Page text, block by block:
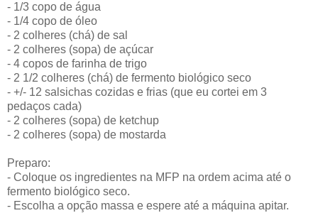
- 1/3 copo de água
- 1/4 copo de óleo
- 2 colheres (chá) de sal
- 2 colheres (sopa) de açúcar
- 4 copos de farinha de trigo
- 2 1/2 colheres (chá) de fermento biológico seco
- +/- 12 salsichas cozidas e frias (que eu cortei em 3
pedaços cada)
- 2 colheres (sopa) de ketchup
- 2 colheres (sopa) de mostarda
Preparo:
- Coloque os ingredientes na MFP na ordem acima até o
fermento biológico seco.
- Escolha a opção massa e espere até a máquina apitar.